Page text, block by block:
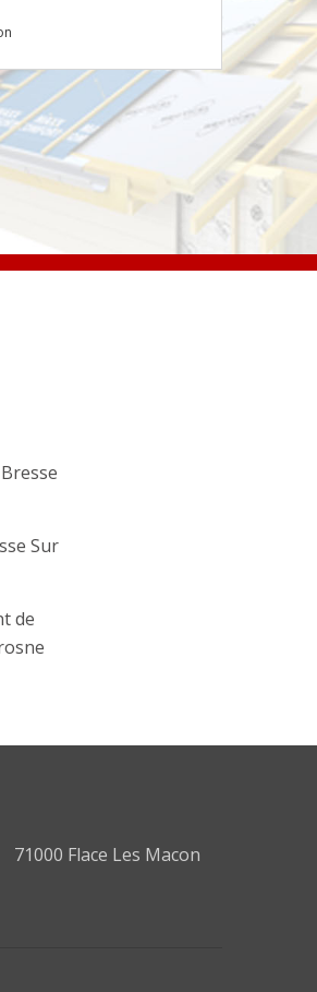
Sur
de
71000 Flace Les Macon